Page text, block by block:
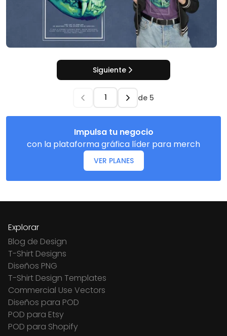
Siguiente
de 5
Impulsa tu negocio
con la plataforma gráfica líder para merch
VER PLANES
Explorar
Blog de Design
T-Shirt Designs
Diseños PNG
T-Shirt Design Templates
Commercial Use Vectors
Diseños para POD
POD para Etsy
POD para Shopify